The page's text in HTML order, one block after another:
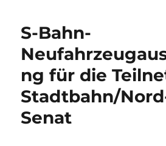
S-Bahn-
ng für die
Stadtbahn/
Senat